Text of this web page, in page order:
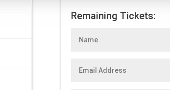
Remaining Tickets: